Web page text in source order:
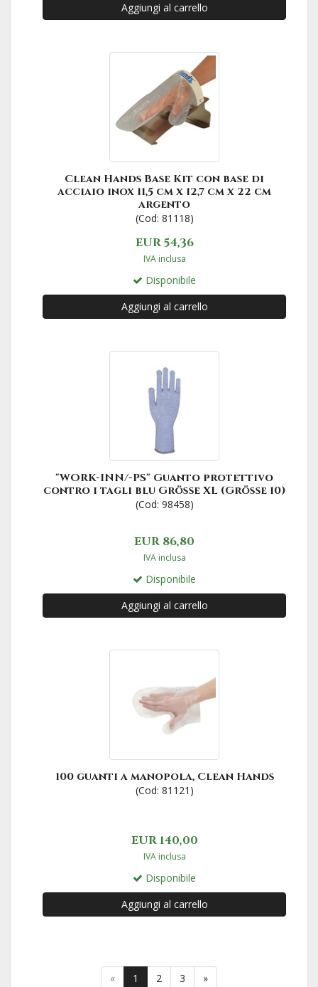
Aggiungi al carrello
Clean Hands Base Kit con base di
acciaio inox 11,5 cm x 12,7 cm x 22 cm
argento
(Cod: 81118)
EUR 54,36
IVA inclusa
Disponibile
Aggiungi al carrello
"WORK-INN/-PS" Guanto protettivo
contro i tagli blu Größe XL (Größe 10)
(Cod: 98458)
EUR 86,80
IVA inclusa
Disponibile
Aggiungi al carrello
100 guanti a manopola, Clean Hands
(Cod: 81121)
EUR 140,00
IVA inclusa
Disponibile
Aggiungi al carrello
« 1 2 3 »